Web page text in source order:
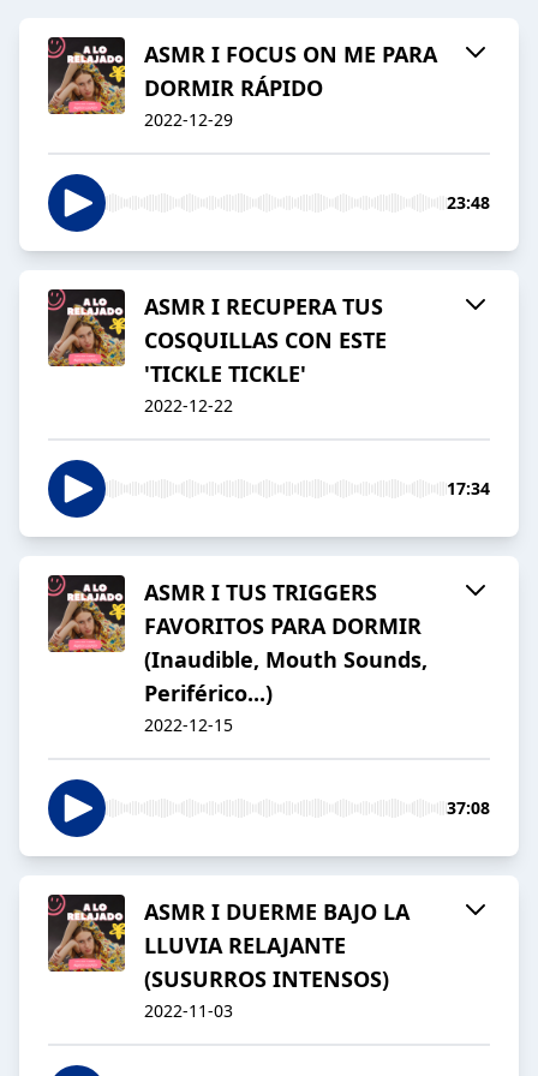
ASMR I FOCUS ON ME PARA
DORMIR RÁPIDO
2022-12-29
23:48
ASMR I RECUPERA TUS
COSQUILLAS CON ESTE
'TICKLE TICKLE'
2022-12-22
17:34
ASMR I TUS TRIGGERS
FAVORITOS PARA DORMIR
(Inaudible, Mouth Sounds,
Periférico...)
2022-12-15
37:08
ASMR I DUERME BAJO LA
LLUVIA RELAJANTE
(SUSURROS INTENSOS)
2022-11-03